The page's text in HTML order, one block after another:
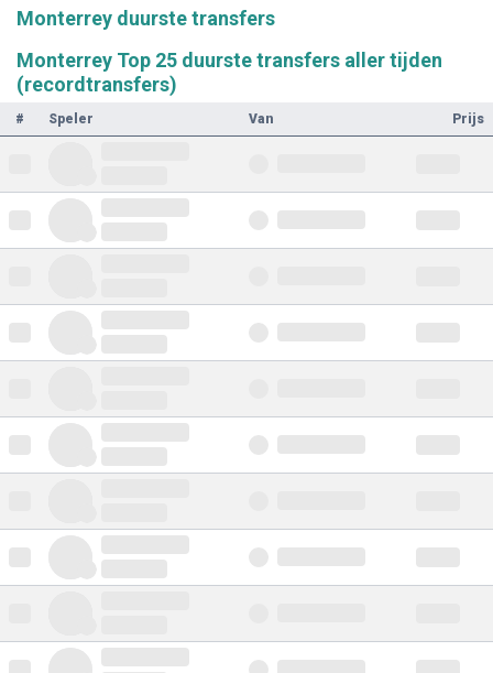
Monterrey duurste transfers
Monterrey Top 25 duurste transfers aller tijden
(recordtransfers)
# Speler Van Prijs